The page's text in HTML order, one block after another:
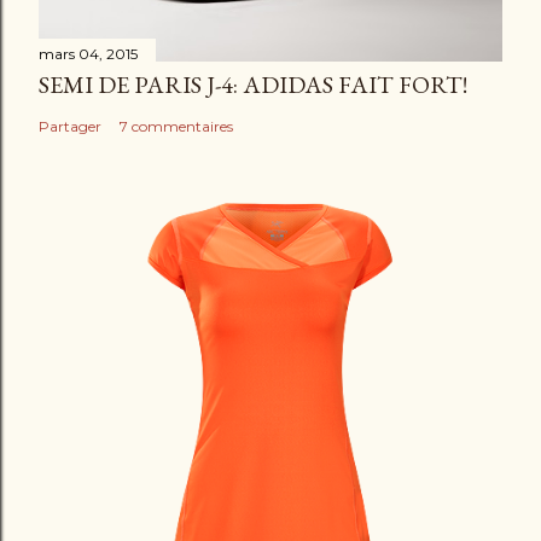
mars 04, 2015
SEMI DE PARIS J-4: ADIDAS FAIT FORT!
Partager 7 commentaires